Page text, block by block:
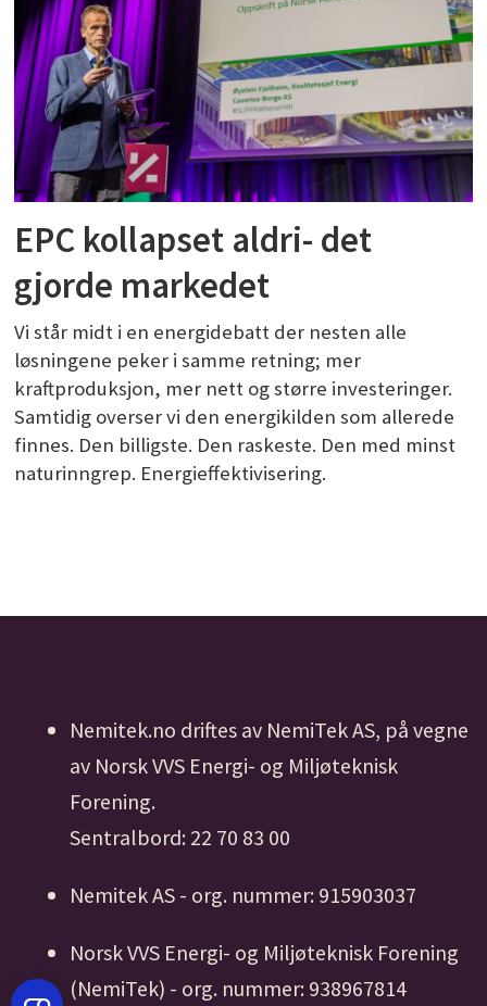
EPC kollapset aldri- det
gjorde markedet
Vi står midt i en energidebatt der nesten alle
løsningene peker i samme retning; mer
kraftproduksjon, mer nett og større investeringer.
Samtidig overser vi den energikilden som allerede
finnes. Den billigste. Den raskeste. Den med minst
naturinngrep. Energieffektivisering.
Nemitek.no driftes av NemiTek AS, på vegne
av Norsk VVS Energi- og Miljøteknisk
Forening.
Sentralbord: 22 70 83 00
Nemitek AS - org. nummer: 915903037
Norsk VVS Energi- og Miljøteknisk Forening
(NemiTek) - org. nummer: 938967814